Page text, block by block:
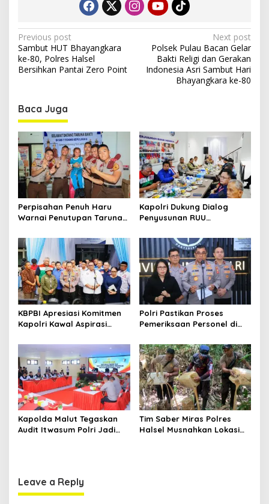
P
o
s
n
a
v
i
g
a
t
i
o
n
Previous post
Sambut HUT Bhayangkara
ke-80, Polres Halsel
Bersihkan Pantai Zero Point
Next post
Polsek Pulau Bacan Gelar
Bakti Religi dan Gerakan
Indonesia Asri Sambut Hari
Bhayangkara ke-80
Baca Juga
Perpisahan Penuh Haru
Warnai Penutupan Taruna
Kepulauan
Kapolri Dukung Dialog
Penyusunan RUU
Jembatan Aspirasi Buruh
KBPBI Apresiasi Komitmen
Kapolri Kawal Aspirasi
Ketenagakerjaan
Polri Pastikan Proses
Pemeriksaan Personel di
Profesional dan
Transparan
Kapolda Malut Tegaskan
Audit Itwasum Polri Jadi
Tim Saber Miras Polres
Halsel Musnahkan Lokasi
Leave a Reply